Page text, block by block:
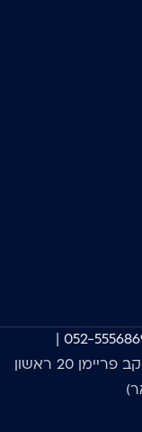
052-
| כתובתנו: יעקב פריימן 20 ראשון